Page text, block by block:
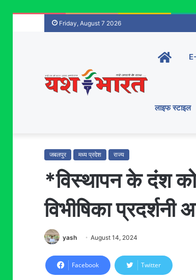
Friday, August 7 2026
Home-
main
लाइफ स्टाइल
जबलपुर मध्य प्रदेश राज्य
*विस्थापन के दंश को
विभीषिका प्रदर्शनी
yash August 14, 2024
Facebook Twitter